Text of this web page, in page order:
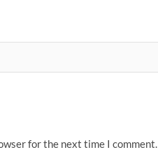
for the next time I comment.